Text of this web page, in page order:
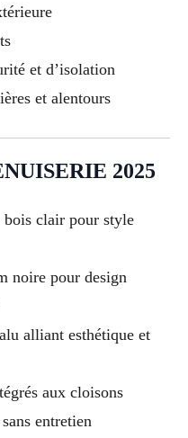
et d’isolation
et alentours
2025
clair pour style
noire pour design
alliant esthétique et
aux cloisons
entretien